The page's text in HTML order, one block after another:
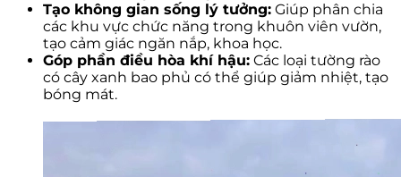
Tạo không gian sống lý tưởng: Giúp phân chia
các khu vực chức năng trong khuôn viên vườn,
tạo cảm giác ngăn nắp, khoa học.
Góp phần điều hòa khí hậu: Các loại tường rào
có cây xanh bao phủ có thể giúp giảm nhiệt, tạo
bóng mát.